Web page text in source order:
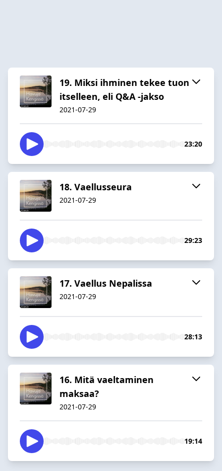
19. Miksi ihminen tekee tuon
itselleen, eli Q&A -jakso
2021-07-29
23:20
18. Vaellusseura
2021-07-29
29:23
17. Vaellus Nepalissa
2021-07-29
28:13
16. Mitä vaeltaminen
maksaa?
2021-07-29
19:14